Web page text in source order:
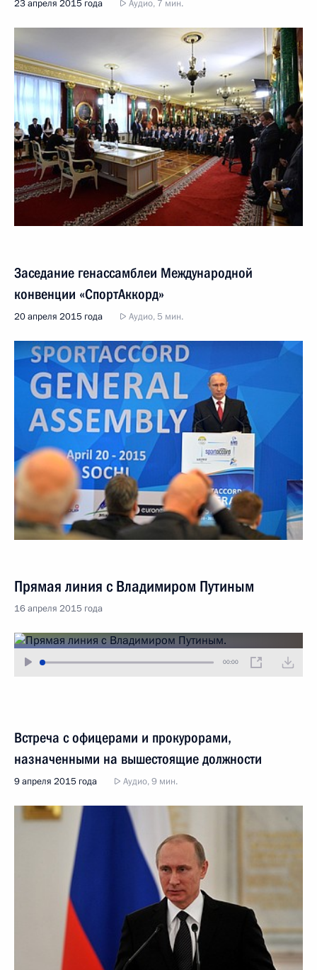
23 апреля 2015 года Аудио, 7 мин.
Заседание генассамблеи Международной
конвенции «СпортАккорд»
20 апреля 2015 года Аудио, 5 мин.
Прямая линия с Владимиром Путиным
16 апреля 2015 года
00:00
Встреча с офицерами и прокурорами,
назначенными на вышестоящие должности
9 апреля 2015 года Аудио, 9 мин.